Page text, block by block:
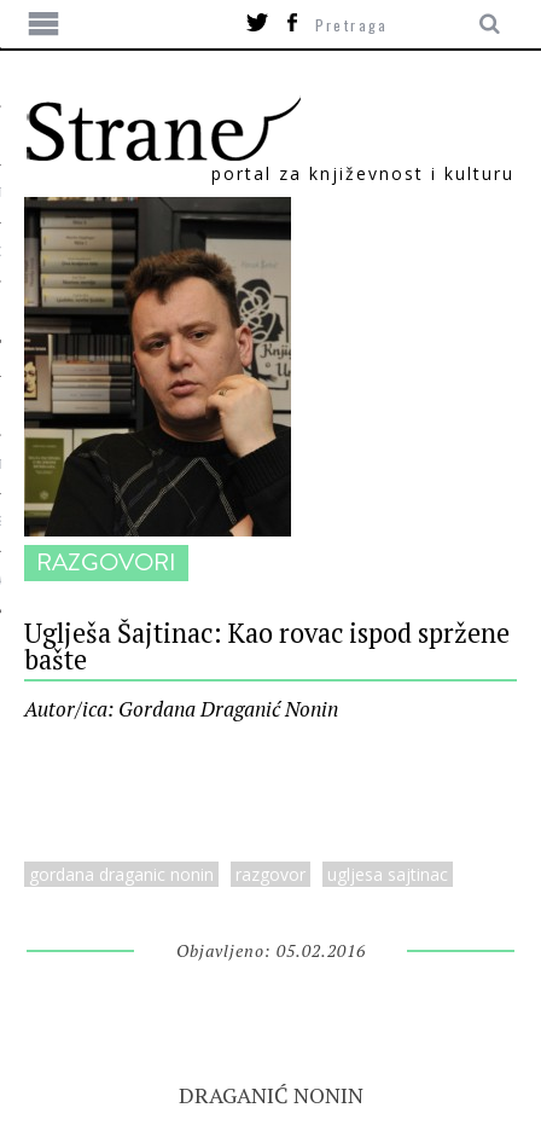
portal za književnost i kulturu
RAZGOVORI
Uglješa Šajtinac: Kao rovac ispod spržene
bašte
Autor/ica: Gordana Draganić Nonin
gordana draganic nonin razgovor ugljesa sajtinac
Objavljeno: 05.02.2016
DRAGANIĆ NONIN